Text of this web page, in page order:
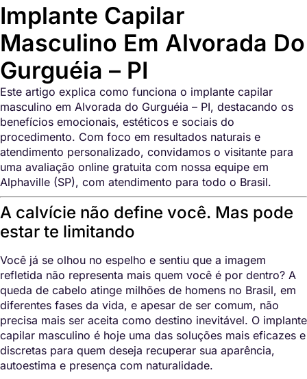
Implante Capilar
Masculino Em Alvorada Do
Gurguéia – PI
Este artigo explica como funciona o implante capilar
masculino em Alvorada do Gurguéia – PI, destacando os
benefícios emocionais, estéticos e sociais do
procedimento. Com foco em resultados naturais e
atendimento personalizado, convidamos o visitante para
uma avaliação online gratuita com nossa equipe em
Alphaville (SP), com atendimento para todo o Brasil.
A calvície não define você. Mas pode
estar te limitando
Você já se olhou no espelho e sentiu que a imagem
refletida não representa mais quem você é por dentro? A
queda de cabelo atinge milhões de homens no Brasil, em
diferentes fases da vida, e apesar de ser comum, não
precisa mais ser aceita como destino inevitável. O implante
capilar masculino é hoje uma das soluções mais eficazes e
discretas para quem deseja recuperar sua aparência,
autoestima e presença com naturalidade.